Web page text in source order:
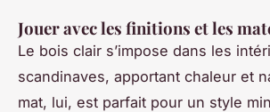
Jouer avec les finitions et les
Le bois clair s’impose dans les
scandinaves, apportant chaleur et
mat, lui, est parfait pour un style